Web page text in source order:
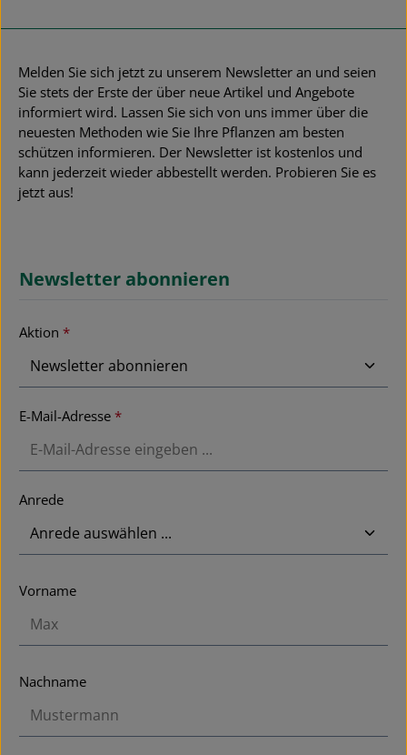
Melden Sie sich jetzt zu unserem Newsletter an und seien
Sie stets der Erste der über neue Artikel und Angebote
informiert wird. Lassen Sie sich von uns immer über die
neuesten Methoden wie Sie Ihre Pflanzen am besten
schützen informieren. Der Newsletter ist kostenlos und
kann jederzeit wieder abbestellt werden. Probieren Sie es
jetzt aus!
Newsletter abonnieren
Aktion *
E-Mail-Adresse *
Anrede
Vorname
Nachname